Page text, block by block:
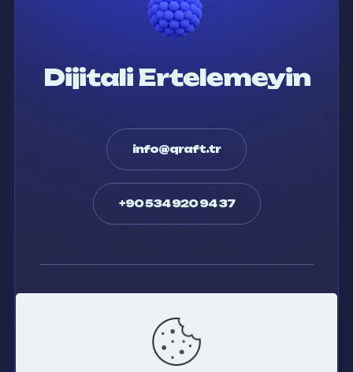
Dijitali Ertelemeyin
info@qraft.tr
+90 534 920 94 37
Instagram